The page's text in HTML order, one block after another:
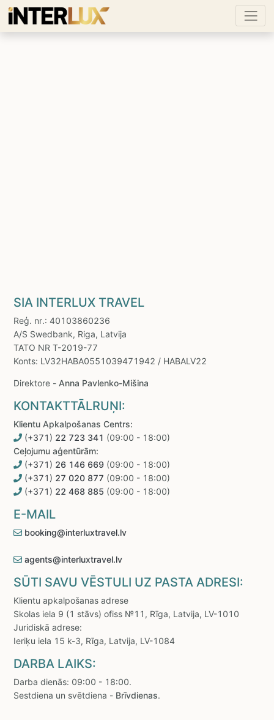
SIA INTERLUX TRAVEL
Reģ. nr.: 40103860236
A/S Swedbank, Riga, Latvija
TATO NR T-2019-77
Konts: LV32HABA0551039471942 / HABALV22
Direktore - Anna Pavlenko-Mišina
KONTAKTTĀLRUŅI:
Klientu Apkalpošanas Centrs:
(+371) 22 723 341 (09:00 - 18:00)
Ceļojumu aģentūrām:
(+371) 26 146 669 (09:00 - 18:00)
(+371) 27 020 877 (09:00 - 18:00)
(+371) 22 468 885 (09:00 - 18:00)
E-MAIL
booking@interluxtravel.lv
agents@interluxtravel.lv
SŪTI SAVU VĒSTULI UZ PASTA ADRESI:
Klientu apkalpošanas adrese
Skolas iela 9 (1 stāvs) ofiss №11, Rīga, Latvija, LV-1010
Juridiskā adrese:
Ieriķu iela 15 k-3, Rīga, Latvija, LV-1084
DARBA LAIKS:
Darba dienās: 09:00 - 18:00.
Sestdiena un svētdiena - Brīvdienas.